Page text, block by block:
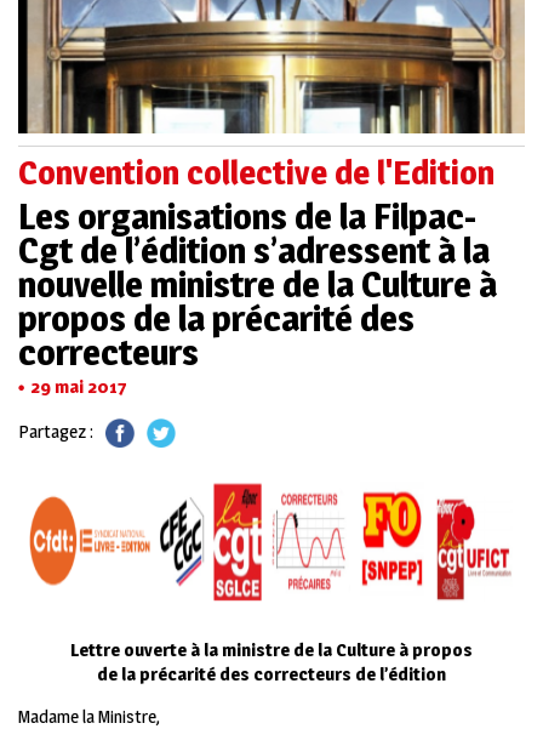
Convention collective de l'Edition
Les organisations de la Filpac-
Cgt de l’édition s’adressent à la
nouvelle ministre de la Culture à
propos de la précarité des
correcteurs
29 mai 2017
Partagez :
Lettre ouverte à la ministre de la Culture à propos
de la précarité des correcteurs de l’édition
Madame la Ministre,